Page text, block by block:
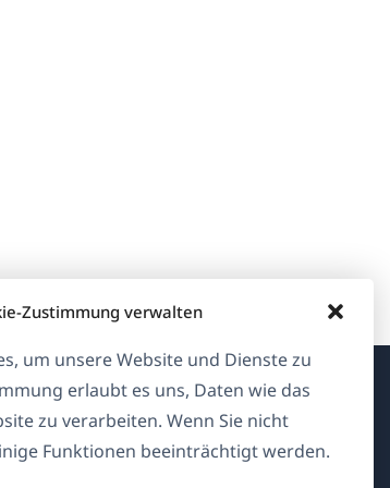
Zustimmung verwalten
um unsere Website und Dienste zu
erlaubt es uns, Daten wie das
zu verarbeiten. Wenn Sie nicht
Funktionen beeinträchtigt werden.
Über WPML
& Datenschutzrichtlinie